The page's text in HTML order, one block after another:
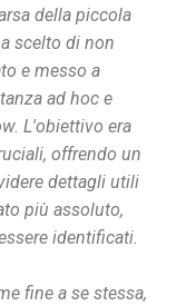
della piccola
scelto di non
e messo a
ad hoc e
L'obiettivo era
offrendo un
dettagli utili
più assoluto,
identificati.
fine a se stessa,